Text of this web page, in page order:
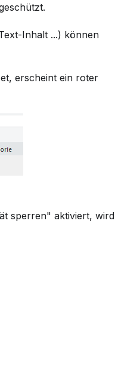
Inhalt ...) können
erscheint ein roter
sperren" aktiviert, wird